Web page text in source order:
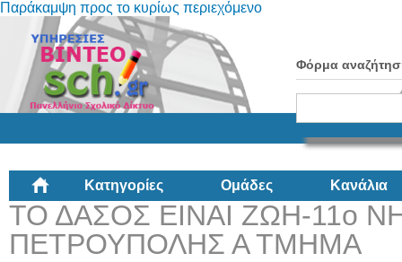
Παράκαμψη προς το κυρίως περιεχόμενο
Φόρμα
Κατηγορίες Ομάδες Κανάλια
ΤΟ ΔΑΣΟΣ ΕΙΝΑΙ ΖΩΗ-11ο
ΠΕΤΡΟΥΠΟΛΗΣ Α ΤΜΗΜΑ